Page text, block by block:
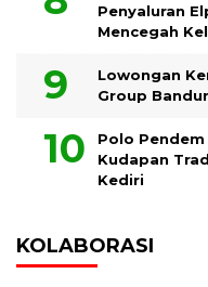
Penyaluran
Mencegah
Lowongan
Group
Polo
Kudapan
Kediri
KOLABORASI